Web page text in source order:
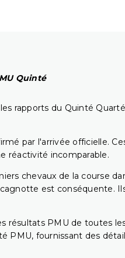
Quinté
rapports du Quinté
par l'arrivée officielle.
réactivité incomparable.
chevaux de la course
est conséquente.
résultats PMU de toutes
fournissant des